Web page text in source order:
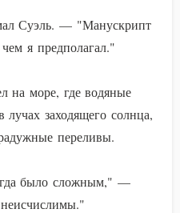
Суэль. — "Манускрипт
я предполагал."
на море, где водяные
лучах заходящего солнца,
переливы.
было сложным," —